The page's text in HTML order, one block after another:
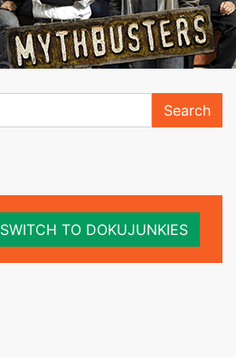
Search
SWITCH TO DOKUJUNKIES